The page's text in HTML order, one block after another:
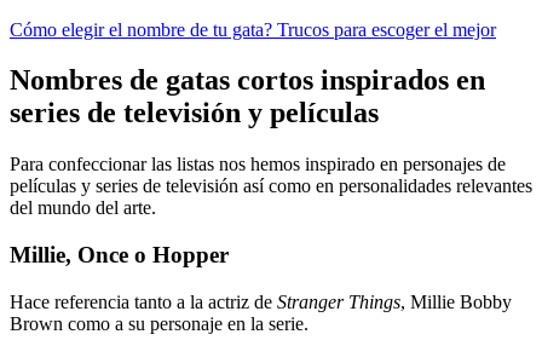
Cómo elegir el nombre de tu gata? Trucos para escoger el mejor
Nombres de gatas cortos inspirados en
series de televisión y películas
Para confeccionar las listas nos hemos inspirado en personajes de
películas y series de televisión así como en personalidades relevantes
del mundo del arte.
Millie, Once o Hopper
Hace referencia tanto a la actriz de Stranger Things, Millie Bobby
Brown como a su personaje en la serie.